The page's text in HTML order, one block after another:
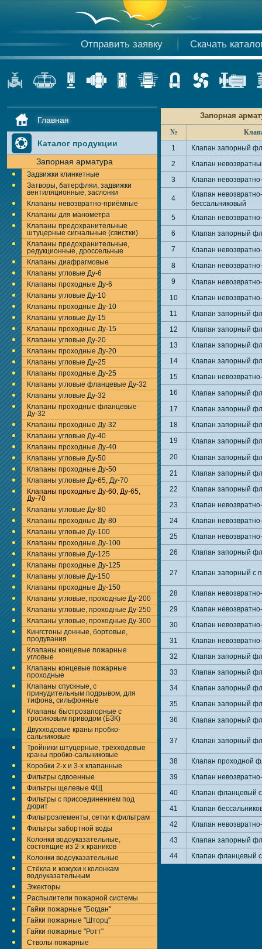
Отправить заявку Скачать
Главная
Каталог продукции
Запорная арматура
Задвижки клинкетные
Затворы, батерфляи, задвижки
вентиляционные, заслонки
Клапаны невозвратно-приёмные
Клапаны для манометра
Клапаны предохранительные
штуцерные сигнальные (свистки)
Клапаны предохранительные,
редукционные, дроссельные
Клапаны диафрагмовые
Клапаны угловые Ду-6
Клапаны проходные Ду-6
Клапаны угловые Ду-10
Клапаны проходные Ду-10
Клапаны угловые Ду-15
Клапаны проходные Ду-15
Клапаны угловые Ду-20
Клапаны проходные Ду-20
Клапаны угловые Ду-25
Клапаны проходные Ду-25
Клапаны угловые фланцевые Ду-32
Клапаны угловые Ду-32
Клапаны проходные фланцевые
Ду-32
Клапаны проходные Ду-32
Клапаны угловые Ду-40
Клапаны проходные Ду-40
Клапаны угловые Ду-50
Клапаны проходные Ду-50
Клапаны угловые Ду-65, Ду-70
Клапаны проходные Ду-60, Ду-65,
Ду-70
Клапаны угловые Ду-80
Клапаны проходные Ду-80
Клапаны угловые Ду-100
Клапаны проходные Ду-100
Клапаны угловые Ду-125
Клапаны проходные Ду-125
Клапаны угловые Ду-150
Клапаны проходные Ду-150
Клапаны угловые, проходные Ду-200
Клапаны угловые, проходные Ду-250
Клапаны угловые, проходные Ду-300
Кингстоны донные, бортовые,
продувания
Клапаны концевые пожарные
угловые
Клапаны концевые пожарные
проходные
Клапаны спускные, с
принудительным подрывом, для
тифона, сильфонные
Клапаны быстрозапорные с
тросиковым приводом (БЗК)
Двухходовые краны пробко-
сальниковые
Тройники штуцерные, трёхходовые
краны пробко-сальниковые
Коробки 2-х и 3-х клапанные
Фильтры сдвоенные
Фильтры щелевые ФЩ
Фильтры с присоединением под
дюрит
Фильтроэлементы, сетки к фильтрам
Фильтры забортной воды
Колонки водоуказательные,
состоящие из 2-х краников
Колонки водоуказательные
Стёкла и кожухи к колонкам
водоуказательным
Эжекторы
Распылители пожарной системы
Гайки пожарные "Богдан"
Гайки пожарные "Шторц"
Гайки пожарные "Ротт"
Стволы пожарные
Запорная
№
1
Клапан запорный
2
Клапан
3
Клапан
4
Клапан
бессальниковый
5
Клапан
6
Клапан запорный
7
Клапан
8
Клапан
9
Клапан
10
Клапан
11
Клапан запорный
12
Клапан запорный
13
Клапан запорный
14
Клапан запорный
15
Клапан
16
Клапан запорный
17
Клапан запорный
18
Клапан запорный
19
Клапан запорный
20
Клапан запорный
21
Клапан запорный
22
Клапан запорный
23
Клапан
24
Клапан
25
Клапан
26
Клапан запорный
27 Клапан запорный с
28
Клапан
29
Клапан
30
Клапан
31
Клапан
32
Клапан запорный
33
Клапан запорный
34
Клапан запорный
35
Клапан запорный
36
Клапан запорный
37 Клапан запорный
38
Клапан проходной
39
Клапан
40
Клапан фланцевый
41
Клапан
42
Клапан
43
Клапан запорный
44
Клапан фланцевый